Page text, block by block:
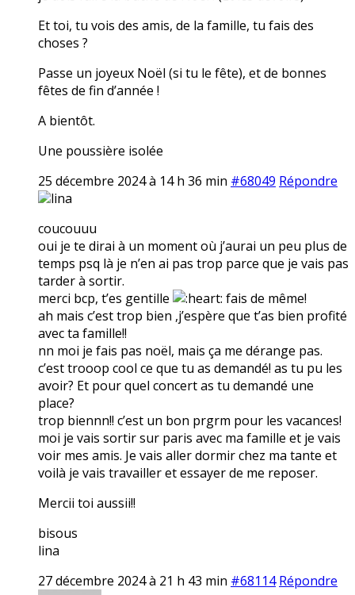
Et toi, tu vois des amis, de la famille, tu fais des
choses ?
Passe un joyeux Noël (si tu le fête), et de bonnes
fêtes de fin d’année !
A bientôt.
Une poussière isolée
25 décembre 2024 à 14 h 36 min #68049 Répondre
lina
coucouuu
oui je te dirai à un moment où j’aurai un peu plus de
temps psq là je n’en ai pas trop parce que je vais pas
tarder à sortir.
merci bcp, t’es gentille
fais de même!
ah mais c’est trop bien ,j’espère que t’as bien profité
avec ta famille!!
nn moi je fais pas noël, mais ça me dérange pas.
c’est trooop cool ce que tu as demandé! as tu pu les
avoir? Et pour quel concert as tu demandé une
place?
trop biennn!! c’est un bon prgrm pour les vacances!
moi je vais sortir sur paris avec ma famille et je vais
voir mes amis. Je vais aller dormir chez ma tante et
voilà je vais travailler et essayer de me reposer.
Mercii toi aussii!!
bisous
lina
27 décembre 2024 à 21 h 43 min #68114 Répondre